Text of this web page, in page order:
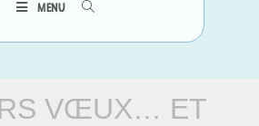
MENU
VŒUX… ET